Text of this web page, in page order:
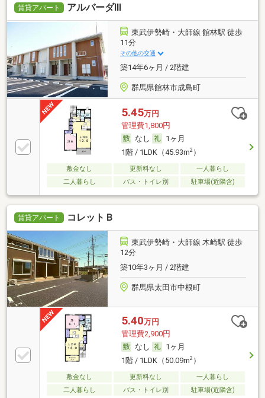
賃貸アパート アルバーダⅢ
東武伊勢崎・大師線 館林駅 徒歩
11分
その他の交通
築14年6ヶ月 / 2階建
群馬県館林市成島町
5.45万円
管理費1,800円
なし
1ヶ月
1階 / 1LDK（45.93m2）
敷金なし 更新料なし
一人暮らし
二人暮らし
バス・トイレ別 駐車場(近隣含)
賃貸アパート コレットＢ
東武伊勢崎・大師線 木崎駅 徒歩
12分
築10年3ヶ月 / 2階建
群馬県太田市中根町
5.40万円
管理費2,900円
なし
1ヶ月
1階 / 1LDK（50.09m2）
敷金なし 更新料なし
一人暮らし
二人暮らし
バス・トイレ別 駐車場(近隣含)